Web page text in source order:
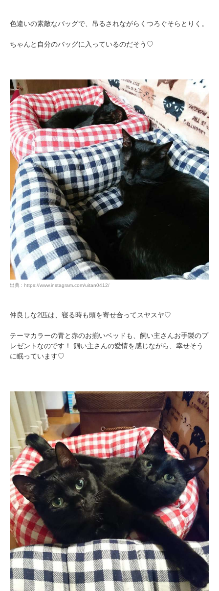
色違いの素敵なバッグで、吊るされながらくつろぐそらとりく。
ちゃんと自分のバッグに入っているのだそう♡
出典 : https://www.instagram.com/uitan0412/
仲良しな2匹は、寝る時も頭を寄せ合ってスヤスヤ♡
テーマカラーの青と赤のお揃いベッドも、飼い主さんお手製のプ
レゼントなのです！ 飼い主さんの愛情を感じながら、幸せそう
に眠っています♡